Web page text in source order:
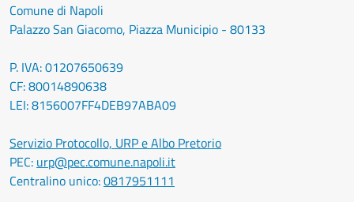
Comune di Napoli
Palazzo San Giacomo, Piazza Municipio - 80133
P. IVA: 01207650639
CF: 80014890638
LEI: 8156007FF4DEB97ABA09
Servizio Protocollo, URP e Albo Pretorio
PEC: urp@pec.comune.napoli.it
Centralino unico:0817951111